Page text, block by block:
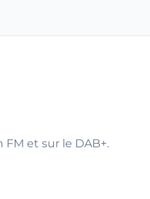
FM et sur le DAB+.